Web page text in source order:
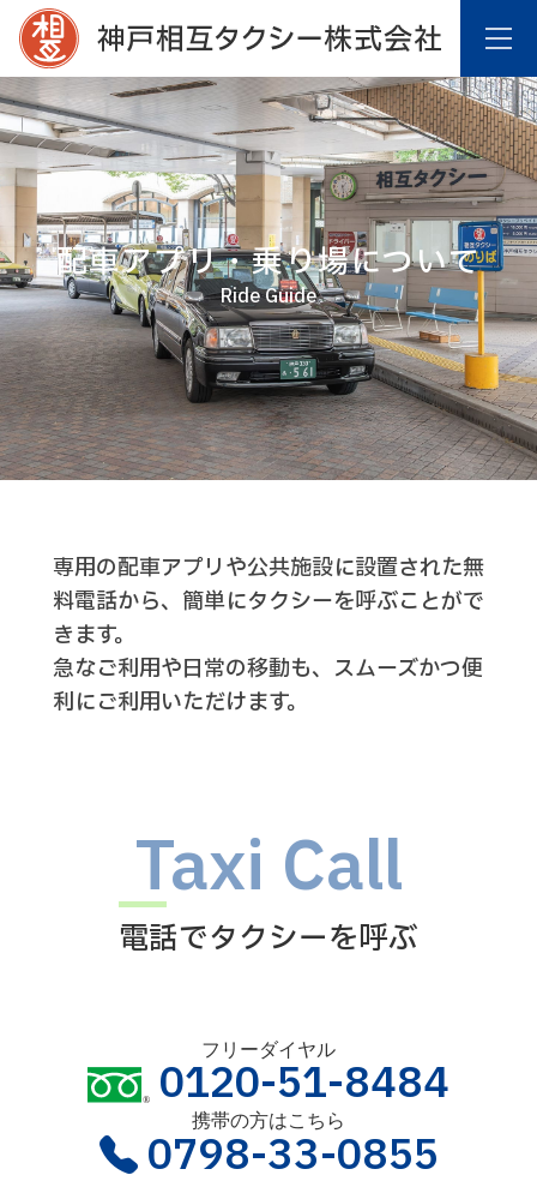
配車アプリ・乗り場について
Ride Guide
専用の配車アプリや公共施設に設置された無
料電話から、 簡単にタクシーを呼ぶことがで
きます。
急なご利用や日常の移動も、スムーズかつ便
利にご利用いただけます。
Taxi Call
電話でタクシーを呼ぶ
フリーダイヤル
0120-51-8484
携帯の方はこちら
0798-33-0855